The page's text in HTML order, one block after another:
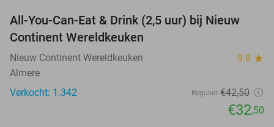
24%
All-You-Can-Eat & Drink (2,5 uur) bij Nieuw
Continent Wereldkeuken
Nieuw Continent Wereldkeuken 9.8 star
Almere
Verkocht: 1.342
Regulier €42,50
€32,50